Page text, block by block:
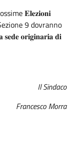
𝐄𝐥𝐞𝐳𝐢𝐨𝐧𝐢
9 dovranno
𝐨𝐫𝐢𝐠𝐢𝐧𝐚𝐫𝐢𝐚 𝐝𝐢
Il Sindaco
Francesco Morra